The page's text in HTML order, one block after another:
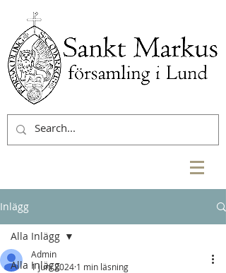
Inlägg
Alla Inlägg
Alla Inlägg
Admin
1 juni 2024 1 min läsning